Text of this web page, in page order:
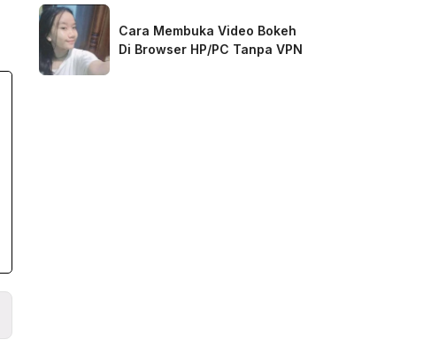
Cara Membuka Video Bokeh
Di Browser HP/PC Tanpa VPN